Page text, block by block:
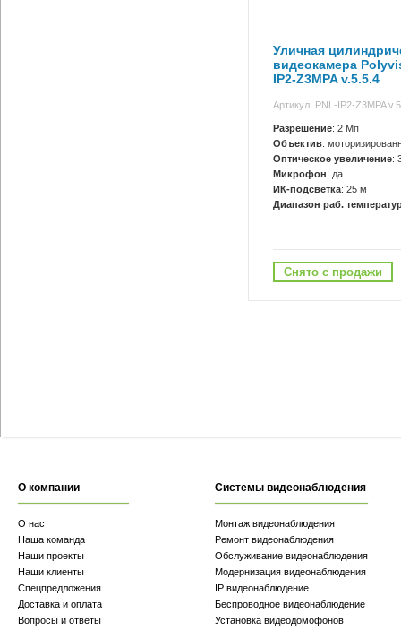
Уличная
видеокамера
IP2-Z3MPA v.5.5.4
Артикул: PNL-IP2-Z3MPA
Разрешение: 2 Мп
Объектив:
Оптическое увеличение:
Микрофон: да
ИК-подсветка: 25 м
Диапазон раб.
Снято с продажи
О компании
О нас
Наша команда
Наши проекты
Наши клиенты
Спецпредложения
Доставка и оплата
Вопросы и ответы
Системы видеонаблюдения
Монтаж видеонаблюдения
Ремонт видеонаблюдения
Обслуживание видеонаблюдения
Модернизация видеонаблюдения
IP видеонаблюдение
Беспроводное видеонаблюдение
Установка видеодомофонов